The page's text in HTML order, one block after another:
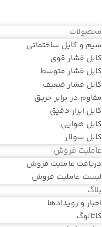
محصولات
سیم و کابل ساختمانی
کابل فشار قوی
کابل فشار متوسط
کابل فشار ضعیف
مقاوم در برابر حریق
کابل ابزار دقیق
کابل هوایی
کابل سولار
عاملیت فروش
دریافت عاملیت فروش
لیست عاملیت فروش
بلاگ
اخبار و رویدادها
کاتالوگ